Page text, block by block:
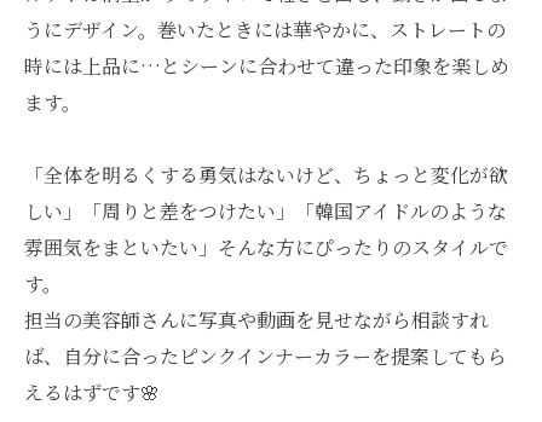
うにデザイン。巻いたときには華やかに、ストレートの
時には上品に…とシーンに合わせて違った印象を楽しめ
ます。
「全体を明るくする勇気はないけど、ちょっと変化が欲
しい」「周りと差をつけたい」「韓国アイドルのような
雰囲気をまといたい」そんな方にぴったりのスタイルで
す。
担当の美容師さんに写真や動画を見せながら相談すれ
ば、自分に合ったピンクインナーカラーを提案してもら
えるはずです🌸